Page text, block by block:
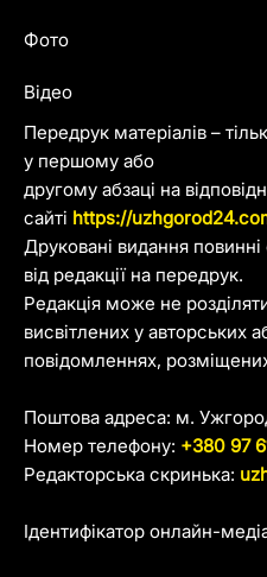
Передрук матеріалів –
у першому або
другому абзаці на
сайті https://
Друковані видання
від редакції на передрук.
Редакція може не
висвітлених у авторських
повідомленнях,
Поштова адреса: м.
Номер телефону: +380 97
Редакторська скринька:
Ідентифікатор онлайн-
Фото
Відео